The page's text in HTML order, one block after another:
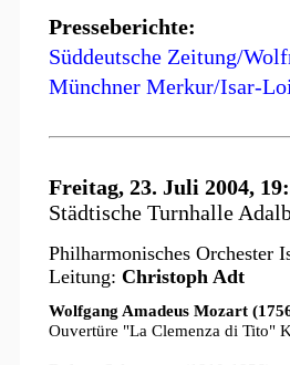
Presseberichte:
Süddeutsche Zeitung/
Münchner Merkur/Isar-
Freitag, 23. Juli 2004,
Städtische Turnhalle
Philharmonisches Orchester
Leitung: Christoph Adt
Wolfgang Amadeus Mozart
Ouvertüre "La Clemenza di Tito"